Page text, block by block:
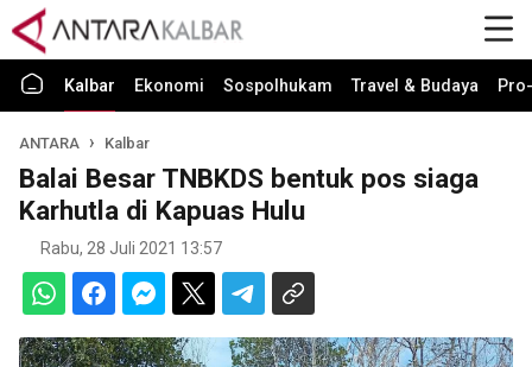
Kalbar Ekonomi Sospolhukam Travel & Budaya
ANTARA Kalbar
Balai Besar TNBKDS bentuk pos siaga
Karhutla di Kapuas Hulu
Rabu, 28 Juli 2021 13:57